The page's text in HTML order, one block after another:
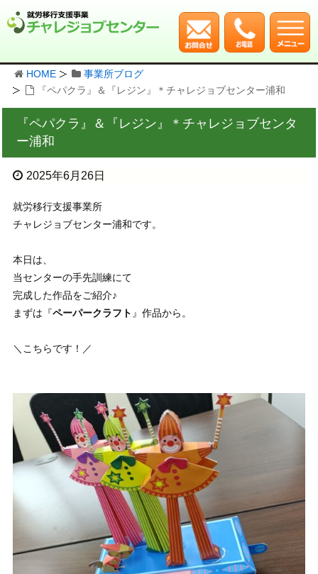
HOME
事業所ブログ
『ペパクラ』＆『レジン』＊チャレジョブセンター浦和
『ペパクラ』＆『レジン』＊チャレジョブセンタ
ー浦和
2025年6月26日
就労移行支援事業所
チャレジョブセンター浦和です。
本日は、
当センターの手先訓練にて
完成した作品をご紹介♪
まずは『ペーパークラフト 』作品から。
＼こちらです！／